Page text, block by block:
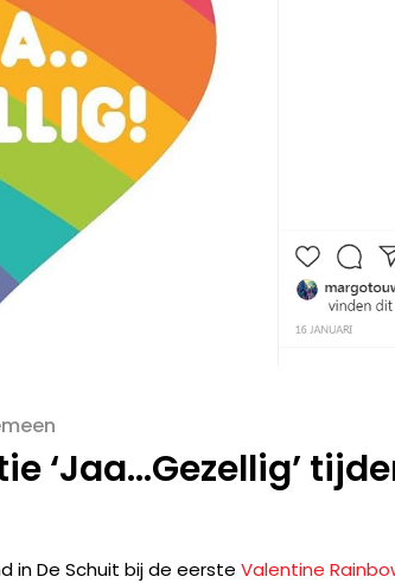
‘Jaa…Gezellig’
in De Schuit bij de eerste Valentine